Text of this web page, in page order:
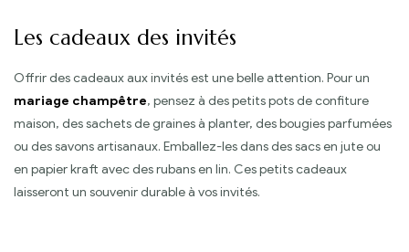
Les cadeaux des invités
Offrir des cadeaux aux invités est une belle attention. Pour un
mariage champêtre, pensez à des petits pots de confiture
maison, des sachets de graines à planter, des bougies parfumées
ou des savons artisanaux. Emballez-les dans des sacs en jute ou
en papier kraft avec des rubans en lin. Ces petits cadeaux
laisseront un souvenir durable à vos invités.